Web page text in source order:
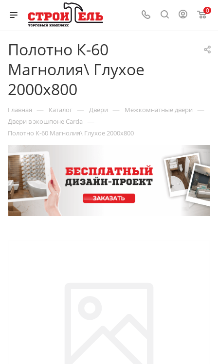
0
Полотно К-60
Магнолия\ Глухое
2000x800
Главная — Каталог — Двери — Межкомнатные двери —
Двери в экошпоне Carda —
Полотно К-60 Магнолия\ Глухое 2000x800